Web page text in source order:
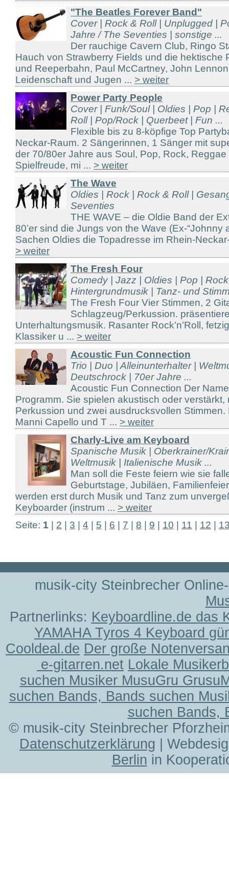
"The Beatles Forever Band"
Cover | Rock & Roll | Unplugged |
Jahre / The Seventies | sonstige ...
Der rauchige Cavern Club, Ringo
Hauch von Strawberry Fields und die hektische
und Reeperbahn, Paul McCartney, John
Leidenschaft und Jugen ... > weiter
Power Party People
Cover | Funk/Soul | Oldies | Pop |
Roll | Pop/Rock | Querbeet | Fun ...
Flexible bis zu 8-köpfige Top
Neckar-Raum. 2 Sängerinnen, 1 Sänger mit
der 70/80er Jahre aus Soul, Pop, Rock,
Spielfreude, mi ... > weiter
The Wave
Oldies | Rock | Rock & Roll |
Seventies
THE WAVE – die Oldie Band der
80’er sind die Jungs von the Wave (Ex-“Johnny
Sachen Oldies die Topadresse im Rhein-
> weiter
The Fresh Four
Comedy | Jazz | Oldies | Pop |
Hintergrundmusik | Tanz- und
The Fresh Four Vier Stimmen, 2
Schlagzeug/Perkussion.
Unterhaltungsmusik. Rasanter Rock’n’Roll,
Klassiker u ... > weiter
Acoustic Fun Connection
Trio | Duo | Alleinunterhalter |
Deutschrock | 70er Jahre ...
Acoustic Fun Connection Der
Programm. Sie spielen akustisch oder verstärkt,
Perkussion und zwei ausdrucksvollen
Manni Capello und T ... > weiter
Charly-Live am Keyboard
Spanische Musik | Oberkrainer/
Weltmusik | Italienische Musik ...
Man soll die Feste feiern wie sie
Geburtstage, Jubiläen,
werden erst durch Musik und Tanz zum
Keyboarder (instrum ... > weiter
Seite: 1 2 3 4 5 6 7 8 9 10 11 12
musik-city Steinbrecher
Partnerlinks: Keyboardline.de das
YAMAHA Tyros 4 Keyboard
Cooldeal.de Der große
e-gitarren.net Lokale
suchen Musiker MusuGru
suchen Bands, Bands suchen
suchen Bands,
© musik-city Steinbrecher
Datenschutzerklärung |
Berlin in